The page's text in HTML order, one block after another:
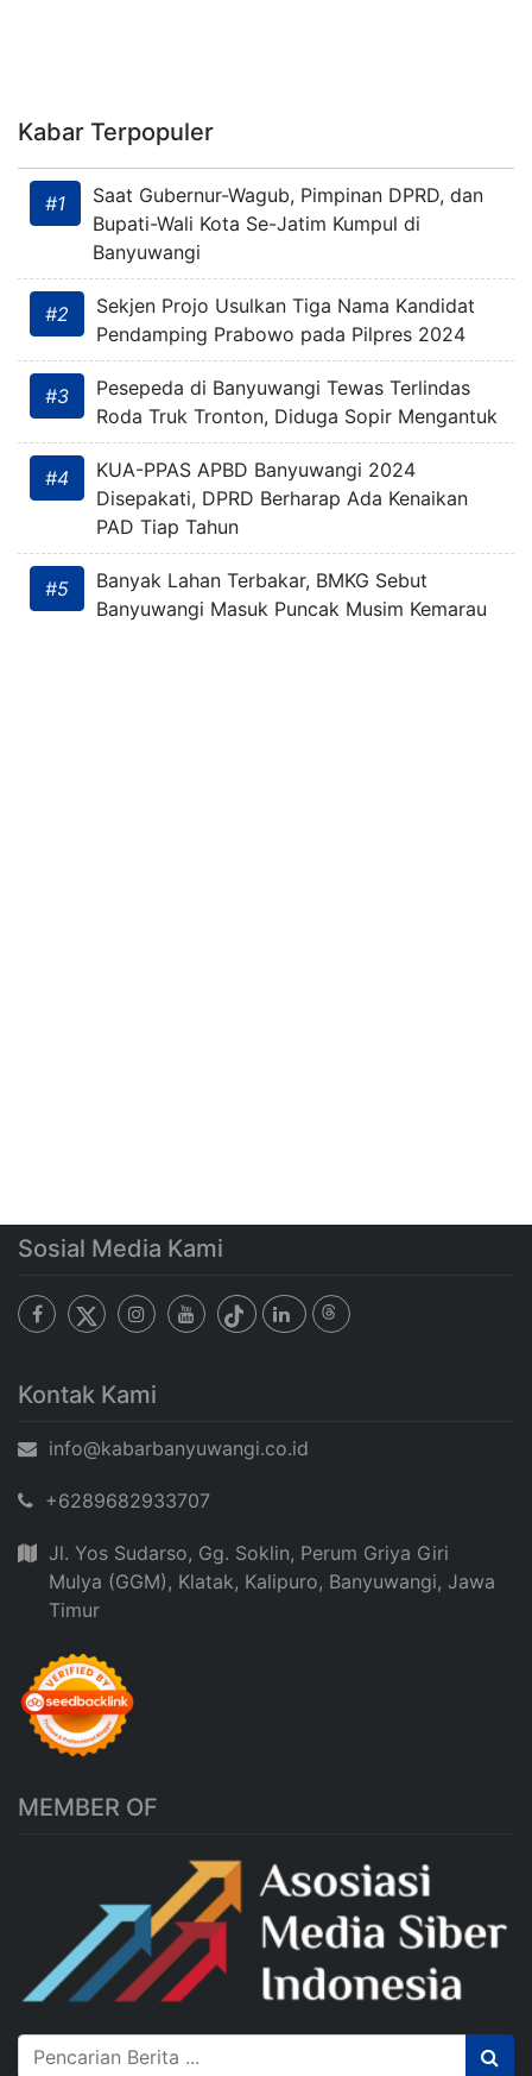
Kabar Terpopuler
#1
Saat Gubernur-Wagub, Pimpinan DPRD, dan
Bupati-Wali Kota Se-Jatim Kumpul di
Banyuwangi
#2
Sekjen Projo Usulkan Tiga Nama Kandidat
Pendamping Prabowo pada Pilpres 2024
#3
Pesepeda di Banyuwangi Tewas Terlindas
Roda Truk Tronton, Diduga Sopir Mengantuk
#4
KUA-PPAS APBD Banyuwangi 2024
Disepakati, DPRD Berharap Ada Kenaikan
PAD Tiap Tahun
#5
Banyak Lahan Terbakar, BMKG Sebut
Banyuwangi Masuk Puncak Musim Kemarau
Sosial Media Kami
Kontak Kami
info@kabarbanyuwangi.co.id
+6289682933707
Jl. Yos Sudarso, Gg. Soklin, Perum Griya Giri
Mulya (GGM), Klatak, Kalipuro, Banyuwangi, Jawa
Timur
MEMBER OF